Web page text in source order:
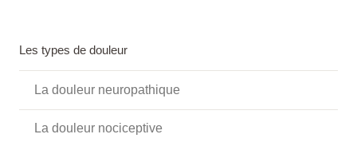
Les types de douleur
La douleur neuropathique
La douleur nociceptive